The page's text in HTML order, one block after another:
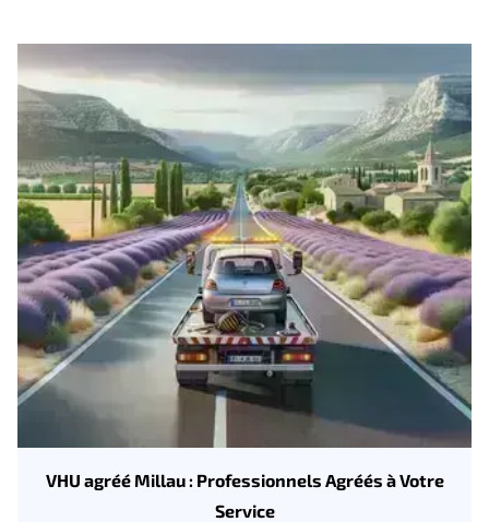
VHU agréé Millau : Professionnels Agréés à Votre
Service